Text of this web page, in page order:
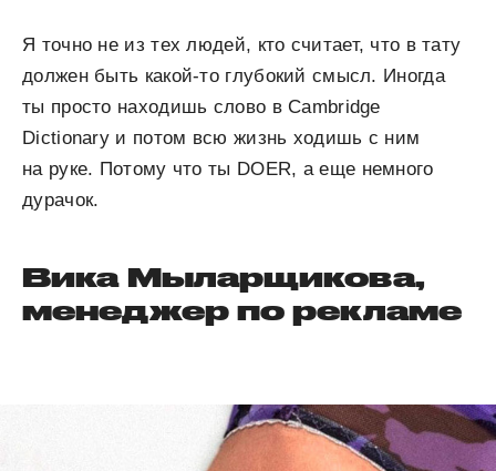
Я точно не из тех людей, кто считает, что в тату
должен быть какой-то глубокий смысл. Иногда
ты просто находишь слово в Cambridge
Dictionary и потом всю жизнь ходишь с ним
на руке. Потому что ты DOER, а еще немного
дурачок.
Вика Мыларщикова,
менеджер по рекламе